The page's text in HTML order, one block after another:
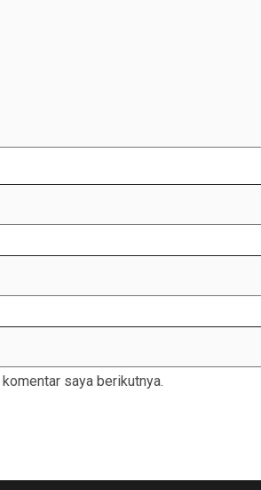
saya berikutnya.